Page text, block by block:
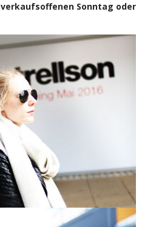
verkaufsoffenen Sonntag oder